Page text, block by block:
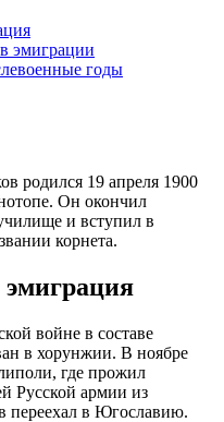
эмиграции
годы
родился 19 апреля 1900
Он окончил
и вступил в
корнета.
войне в составе
в хорунжии. В ноябре
где прожил
Русской армии из
переехал в Югославию.